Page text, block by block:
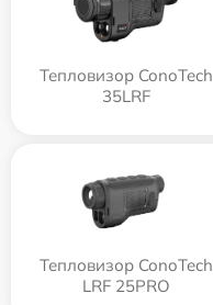
Тепловизор ConoTech
35LRF
Тепловизор ConoTech
LRF 25PRO